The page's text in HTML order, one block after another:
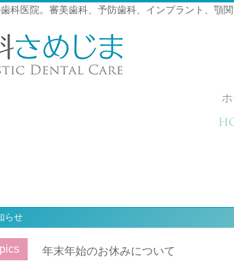
医院。審美歯科、予防歯科、インプラント、顎関
らせ
年末年始のお休みについて